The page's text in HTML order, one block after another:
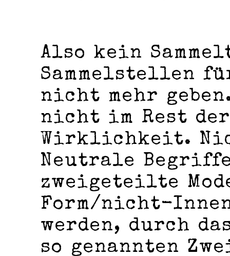
Also kein
Sammelstellen
nicht mehr
nicht im Rest
Wirklichkeit.
Neutrale
zweigeteilte
Form/nicht-
werden, durch
so genannten